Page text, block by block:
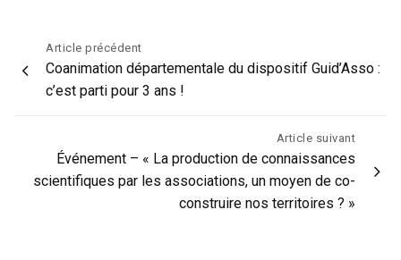
Navigation
de
l’article
Article précédent
Coanimation départementale du dispositif Guid’Asso :
c’est parti pour 3 ans !
Article suivant
Événement – « La production de connaissances
scientifiques par les associations, un moyen de co-
construire nos territoires ? »